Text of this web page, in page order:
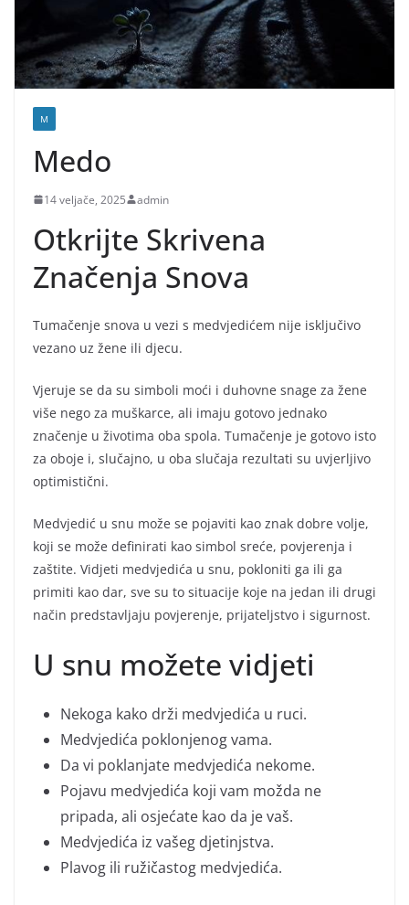
M
Medo
14 veljače, 2025 admin
Otkrijte Skrivena
Značenja Snova
Tumačenje snova u vezi s medvjedićem nije isključivo
vezano uz žene ili djecu.
Vjeruje se da su simboli moći i duhovne snage za žene
više nego za muškarce, ali imaju gotovo jednako
značenje u životima oba spola. Tumačenje je gotovo isto
za oboje i, slučajno, u oba slučaja rezultati su uvjerljivo
optimistični.
Medvjedić u snu može se pojaviti kao znak dobre volje,
koji se može definirati kao simbol sreće, povjerenja i
zaštite. Vidjeti medvjedića u snu, pokloniti ga ili ga
primiti kao dar, sve su to situacije koje na jedan ili drugi
način predstavljaju povjerenje, prijateljstvo i sigurnost.
U snu možete vidjeti
Nekoga kako drži medvjedića u ruci.
Medvjedića poklonjenog vama.
Da vi poklanjate medvjedića nekome.
Pojavu medvjedića koji vam možda ne
pripada, ali osjećate kao da je vaš.
Medvjedića iz vašeg djetinjstva.
Plavog ili ružičastog medvjedića.